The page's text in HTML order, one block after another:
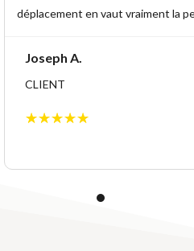
déplacement en vaut vraiment la
Joseph A.
CLIENT
☆☆☆☆☆